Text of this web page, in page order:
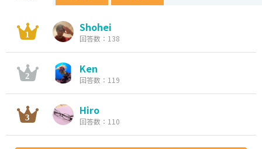
Shohei
回答数：138
Ken
回答数：119
Hiro
回答数：110